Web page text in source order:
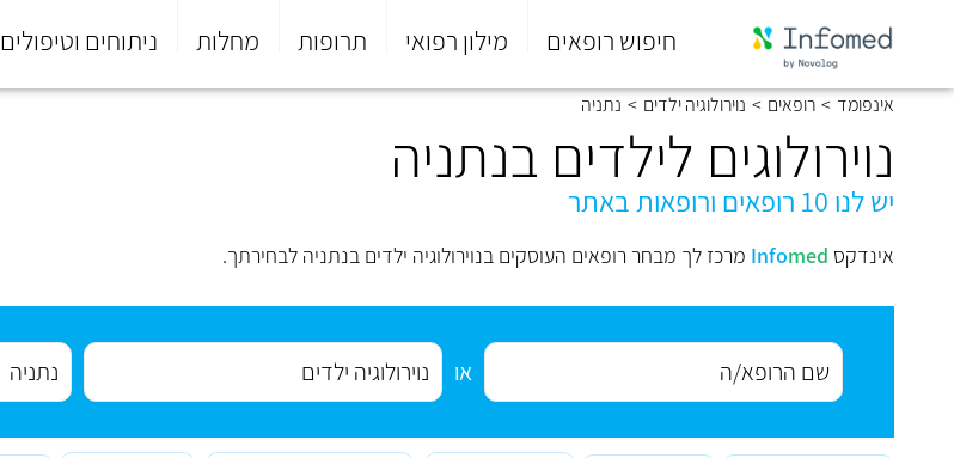
חיפוש רופאים מילון רפואי תרופות מחלות ניתוחים וטיפולים
סוף
התפריט
הראשי.
אינפומד > רופאים > נוירולוגיה ילדים > נתניה
נוירולוגים לילדים בנתניה
יש לנו 10 רופאים ורופאות באתר
אינדקס Infomed מרכז לך מבחר רופאים העוסקים בנוירולוגיה ילדים בנתניה לבחירתך.
או